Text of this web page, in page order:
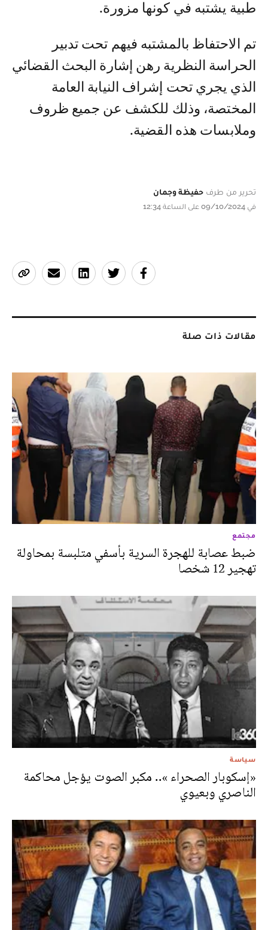
طبية يشتبه في كونها مزورة.
تم الاحتفاظ بالمشتبه فيهم تحت تدبير
الحراسة النظرية رهن إشارة البحث القضائي
الذي يجري تحت إشراف النيابة العامة
المختصة، وذلك للكشف عن جميع ظروف
وملابسات هذه القضية.
تحرير من طرف حفيظة وجمان
في 09/10/2024 على الساعة 12:34
مقالات ذات صلة
مجتمع
ضبط عصابة للهجرة السرية بأسفي متلبسة بمحاولة
تهجير 12 شخصا
سياسة
«إسكوبار الصحراء ».. مكبر الصوت يؤجل محاكمة
الناصري وبعيوي